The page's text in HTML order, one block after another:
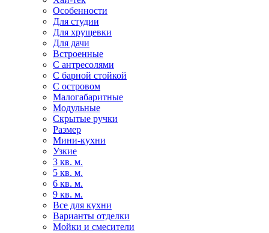
Особенности
Для студии
Для хрущевки
Для дачи
Встроенные
С антресолями
С барной стойкой
С островом
Малогабаритные
Модульные
Скрытые ручки
Размер
Мини-кухни
Узкие
3 кв. м.
5 кв. м.
6 кв. м.
9 кв. м.
Все для кухни
Варианты отделки
Мойки и смесители